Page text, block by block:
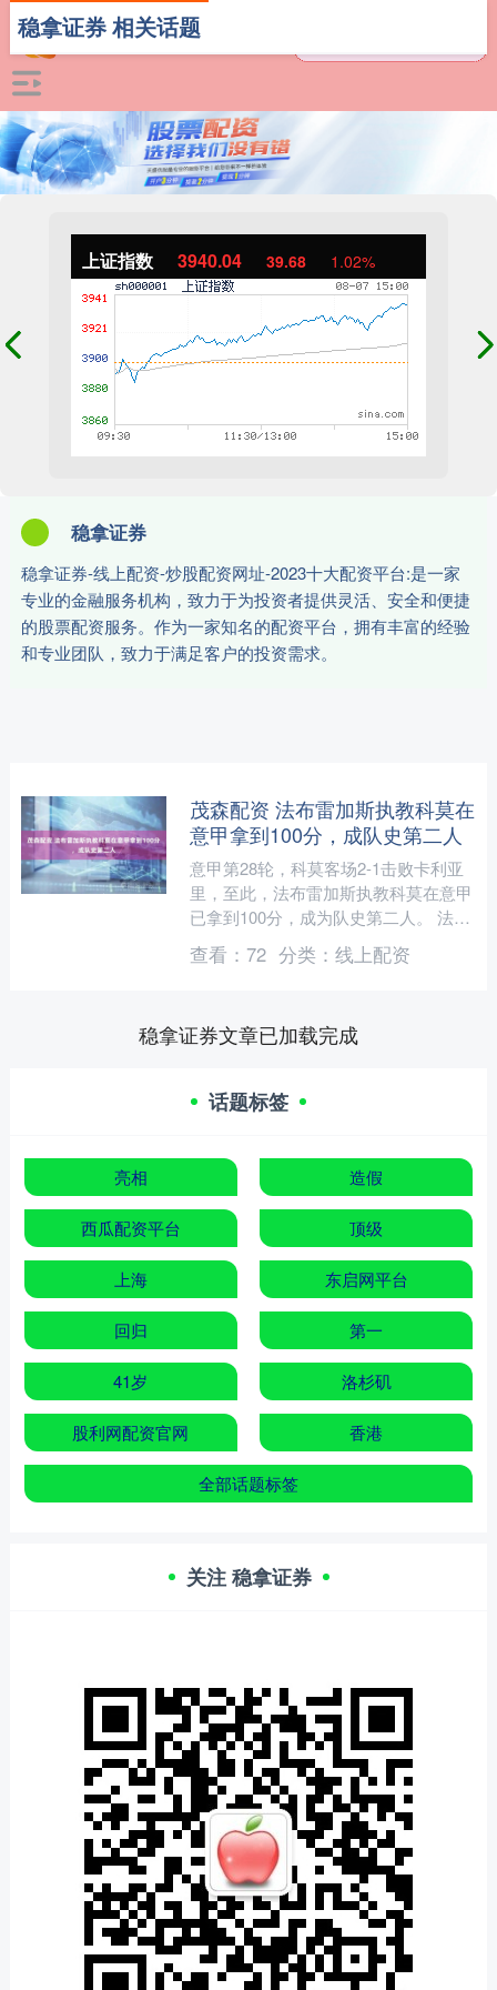
上证指数 3940.04 39.68 1.02%
稳拿证券
稳拿证券-线上配资-炒股配资网址-2023十大配资平台:是一家
专业的金融服务机构，致力于为投资者提供灵活、安全和便捷
的股票配资服务。作为一家知名的配资平台，拥有丰富的经验
和专业团队，致力于满足客户的投资需求。
稳拿证券 相关话题
茂森配资 法布雷加斯执教科莫在
意甲拿到100分，成队史第二人
意甲第28轮，科莫客场2-1击败卡利亚
里，至此，法布雷加斯执教科莫在意甲
已拿到100分，成为队史第二人。 法布
雷加斯已经带领科莫参加了66场意甲比
赛，战绩为27....
查看： 72 分类： 线上配资
稳拿证券文章已加载完成
话题标签
亮相 造假
西瓜配资平台 顶级
上海 东启网平台
回归 第一
41岁 洛杉矶
股利网配资官网 香港
全部话题标签
关注 稳拿证券